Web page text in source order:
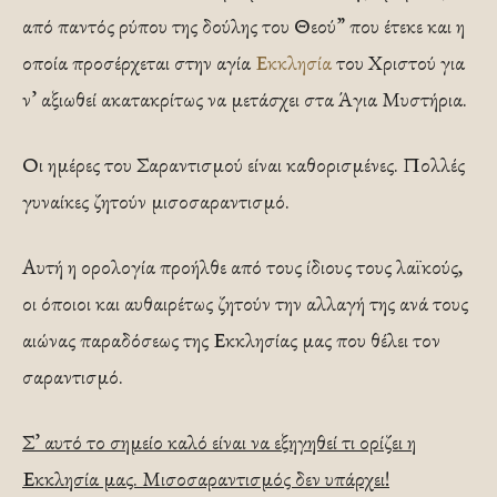
από παντός ρύπου της δούλης του Θεού” που έτεκε και η
οποία προσέρχεται στην αγία Εκκλησίατου Χριστού για
ν’ αξιωθεί ακατακρίτως να μετάσχει στα Άγια Μυστήρια.
Οι ημέρες του Σαραντισμού είναι καθορισμένες. Πολλές
γυναίκες ζητούν μισοσαραντισμό.
Αυτή η ορολογία προήλθε από τους ίδιους τους λαϊκούς,
οι όποιοι και αυθαιρέτως ζητούν την αλλαγή της ανά τους
αιώνας παραδόσεως της Εκκλησίας μας που θέλει τον
σαραντισμό.
Σ’ αυτό το σημείο καλό είναι να εξηγηθεί τι ορίζει η
Εκκλησία μας. Μισοσαραντισμός δεν υπάρχει!